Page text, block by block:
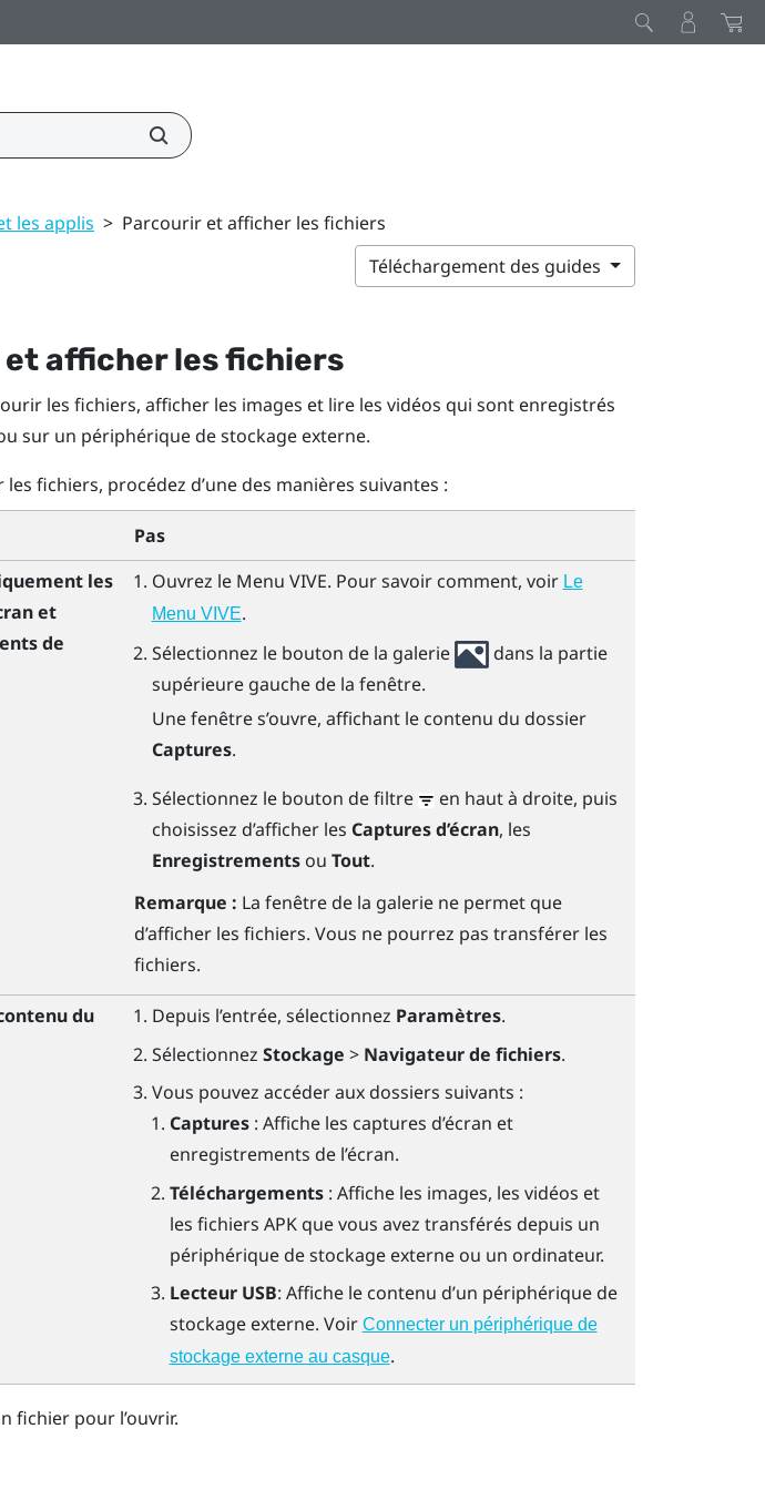
les applis > Parcourir et afficher les fichiers
Téléchargement des guides
afficher les fichiers
les fichiers, afficher les images et lire les vidéos qui sont enregistrés
sur un périphérique de stockage externe.
fichiers, procédez d’une des manières suivantes :
Pas
les
et
de
Ouvrez le Menu VIVE. Pour savoir comment, voir Le
Menu VIVE.
Sélectionnez le bouton de la galerie
dans la partie
supérieure gauche de la fenêtre.
Une fenêtre s’ouvre, affichant le contenu du dossier
Captures.
Sélectionnez le bouton de filtre
en haut à droite, puis
choisissez d’afficher les Captures d’écran, les
Enregistrementsou Tout.
Remarque : La fenêtre de la galerie ne permet que
d’afficher les fichiers. Vous ne pourrez pas transférer les
fichiers.
du
Depuis l’entrée, sélectionnez Paramètres.
Sélectionnez Stockage > Navigateur de fichiers.
Vous pouvez accéder aux dossiers suivants :
Captures : Affiche les captures d’écran et
enregistrements de l’écran.
Téléchargements : Affiche les images, les vidéos et
les fichiers APK que vous avez transférés depuis un
périphérique de stockage externe ou un ordinateur.
Lecteur USB: Affiche le contenu d’un périphérique de
stockage externe. Voir Connecter un périphérique de
stockage externe au casque.
fichier pour l’ouvrir.